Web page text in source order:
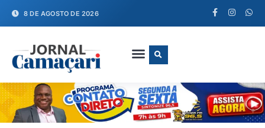
8 DE AGOSTO DE 2026